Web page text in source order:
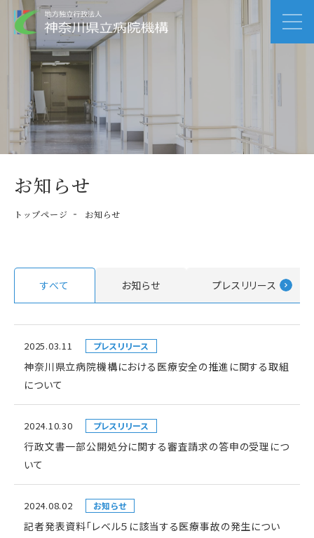
お知らせ
トップページ お知らせ
すべて お知らせ プレスリリース
2025.03.11 プレスリリース
神奈川県立病院機構における医療安全の推進に関する取組
について
2024.10.30 プレスリリース
行政文書一部公開処分に関する審査請求の答申の受理につ
いて
2024.08.02 お知らせ
記者発表資料「レベル５に該当する医療事故の発生につい